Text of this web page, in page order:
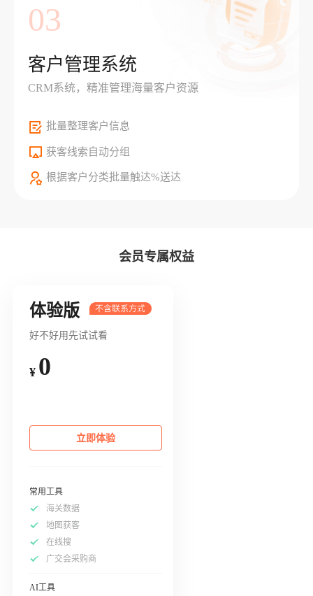
03
客户管理系统
CRM系统，精准管理海量客户资源
批量整理客户信息
获客线索自动分组
根据客户分类批量触达%送达
会员专属权益
体验版
好不好用先试试看
¥ 0
立即体验
常用工具
海关数据
地图获客
在线搜
广交会采购商
AI工具